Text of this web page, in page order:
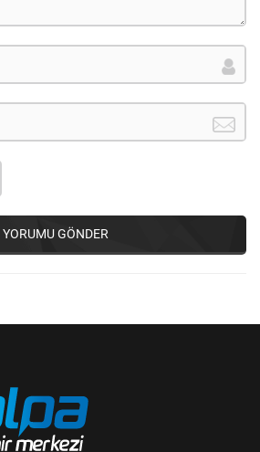
YORUMU GÖNDER